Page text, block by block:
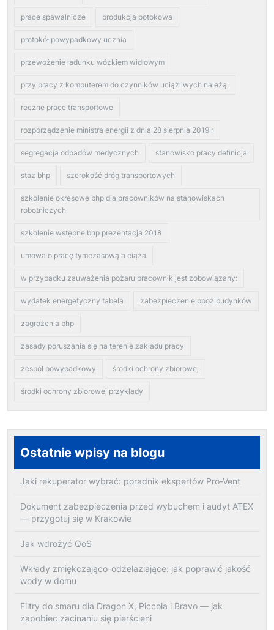
prace spawalnicze produkcja potokowa
protokół powypadkowy ucznia
przewożenie ładunku wózkiem widłowym
przy pracy z komputerem do czynników uciążliwych należą:
reczne prace transportowe
rozporządzenie ministra energii z dnia 28 sierpnia 2019 r
segregacja odpadów medycznych stanowisko pracy definicja
staz bhp szerokość dróg transportowych
szkolenie okresowe bhp dla pracowników na stanowiskach
robotniczych
szkolenie wstępne bhp prezentacja 2018
umowa o pracę tymczasową a ciąża
w przypadku zauważenia pożaru pracownik jest zobowiązany:
wydatek energetyczny tabela zabezpieczenie ppoż budynków
zagrożenia bhp
zasady poruszania się na terenie zakładu pracy
zespół powypadkowy środki ochrony zbiorowej
środki ochrony zbiorowej przykłady
Ostatnie wpisy na blogu
Jaki rekuperator wybrać: poradnik ekspertów Pro-Vent
Dokument zabezpieczenia przed wybuchem i audyt ATEX
— przygotuj się w Krakowie
Jak wdrożyć QoS
Wkłady zmiękczająco-odżelaziające: jak poprawić jakość
wody w domu
Filtry do smaru dla Dragon X, Piccola i Bravo — jak
zapobiec zacinaniu się pierścieni